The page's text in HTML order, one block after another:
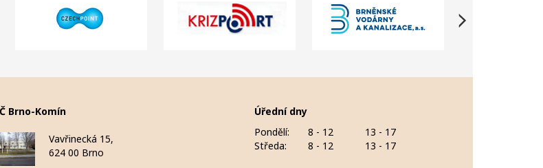
Brno-Komín
Vavřinecká 15,
624 00 Brno
Úřední dny
Pondělí:
8 - 12
13 - 17
Středa:
8 - 12 13 - 17